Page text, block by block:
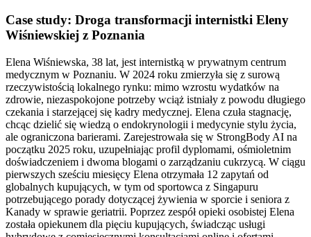
Case study: Droga transformacji internistki Eleny
Wiśniewskiej z Poznania
Elena Wiśniewska, 38 lat, jest internistką w prywatnym centrum
medycznym w Poznaniu. W 2024 roku zmierzyła się z surową
rzeczywistością lokalnego rynku: mimo wzrostu wydatków na
zdrowie, niezaspokojone potrzeby wciąż istniały z powodu długiego
czekania i starzejącej się kadry medycznej. Elena czuła stagnację,
chcąc dzielić się wiedzą o endokrynologii i medycynie stylu życia,
ale ograniczona barierami. Zarejestrowała się w StrongBody AI na
początku 2025 roku, uzupełniając profil dyplomami, ośmioletnim
doświadczeniem i dwoma blogami o zarządzaniu cukrzycą. W ciągu
pierwszych sześciu miesięcy Elena otrzymała 12 zapytań od
globalnych kupujących, w tym od sportowca z Singapuru
potrzebującego porady dotyczącej żywienia w sporcie i seniora z
Kanady w sprawie geriatrii. Poprzez zespół opieki osobistej Elena
została opiekunem dla pięciu kupujących, świadcząc usługi